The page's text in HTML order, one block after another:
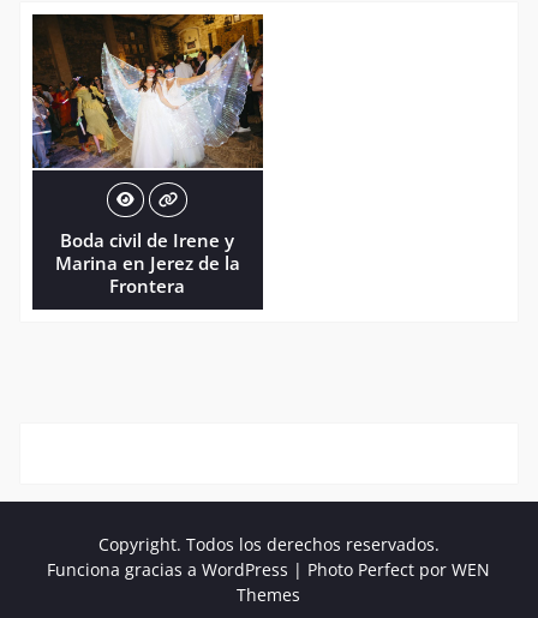
Boda civil de Irene y
Marina en Jerez de la
Frontera
Copyright. Todos los derechos reservados.
Funciona gracias a WordPress | Photo Perfect porWEN
Themes